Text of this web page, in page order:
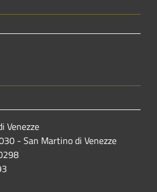
Venezze
- San Martino di Venezze